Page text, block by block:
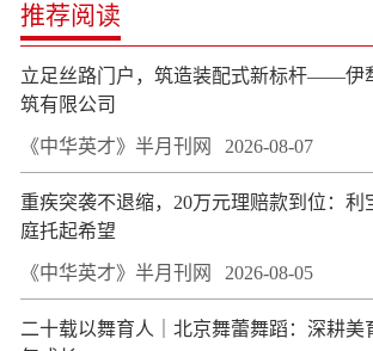
推荐阅读
立足丝路门户，筑造装配式新标杆——伊
筑有限公司
《中华英才》半月刊网 2026-08-07
重疾突袭不退缩，20万元理赔款到位：利
庭托起希望
《中华英才》半月刊网 2026-08-05
二十载以舞育人｜北京舞蕾舞蹈：深耕美